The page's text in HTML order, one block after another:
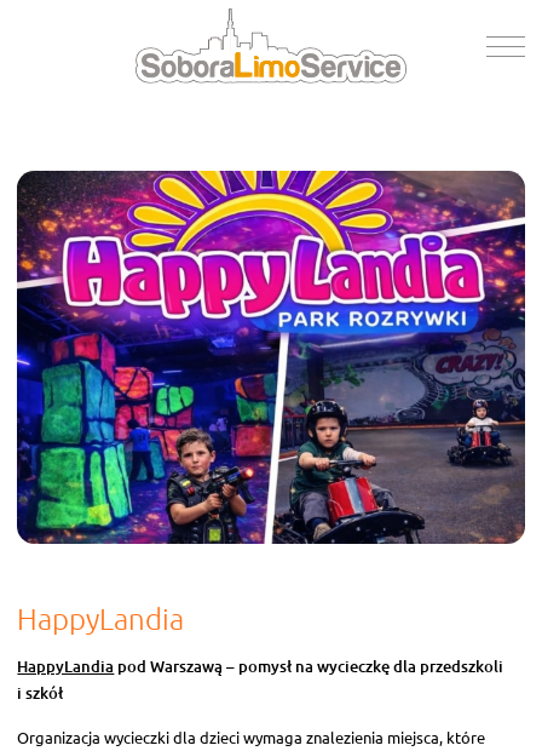
Flota
O nas
Blog
Referencje
Kontakt
HappyLandia
HappyLandia pod Warszawą – pomysł na wycieczkę dla przedszkoli
i szkół
Organizacja wycieczki dla dzieci wymaga znalezienia miejsca, które